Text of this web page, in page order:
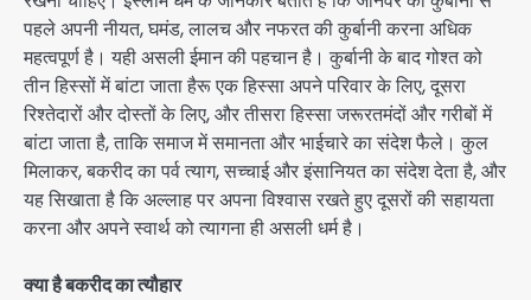
पहले अपनी नीयत, घमंड, लालच और नफरत की कुर्बानी करना अधिक
महत्वपूर्ण है। यही असली ईमान की पहचान है। कुर्बानी के बाद गोश्त को
तीन हिस्सों में बांटा जाता हैरू एक हिस्सा अपने परिवार के लिए, दूसरा
रिश्तेदारों और दोस्तों के लिए, और तीसरा हिस्सा जरूरतमंदों और गरीबों में
बांटा जाता है, ताकि समाज में समानता और भाईचारे का संदेश फैले। कुल
मिलाकर, बकरीद का पर्व त्याग, सच्चाई और इंसानियत का संदेश देता है, और
यह सिखाता है कि अल्लाह पर अपना विश्वास रखते हुए दूसरों की सहायता
करना और अपने स्वार्थ को त्यागना ही असली धर्म है।
क्या है बकरीद का त्यौहार